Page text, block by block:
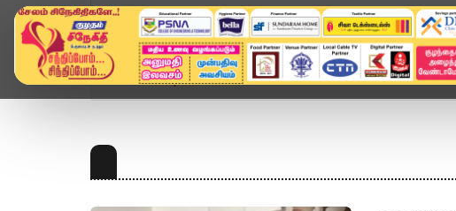
முகப்பு விளையாட்டு அண்மை தமிழ்நாடு
Home Topics